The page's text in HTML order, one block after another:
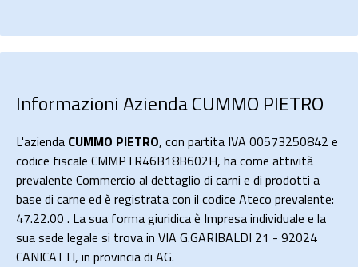
Informazioni Azienda CUMMO PIETRO
L'azienda CUMMO PIETRO, con partita IVA 00573250842 e
codice fiscale CMMPTR46B18B602H, ha come attività
prevalente Commercio al dettaglio di carni e di prodotti a
base di carne ed è registrata con il codice Ateco prevalente:
47.22.00 . La sua forma giuridica è Impresa individuale e la
sua sede legale si trova in VIA G.GARIBALDI 21 - 92024
CANICATTI, in provincia di AG.